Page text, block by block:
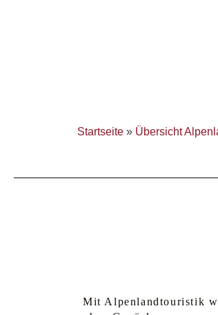
Startseite » Übersicht
Mit Alpenlandtouristik